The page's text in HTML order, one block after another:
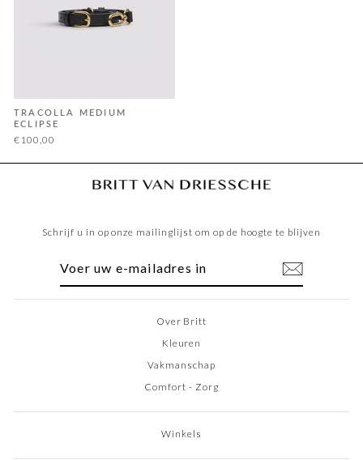
TRACOLLA MEDIUM
ECLIPSE
€100,00
Schrijf u in op onze mailinglijst om op de hoogte te blijven
MAILADRES
IN
Over Britt
Kleuren
Vakmanschap
Comfort - Zorg
Winkels